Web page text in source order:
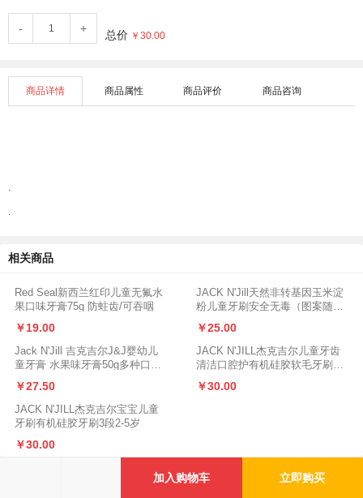
- + 总价 ￥30.00
加入购物车 立即购买
商品详情 商品属性 商品评价 商品咨询
.
.
相关商品
Red Seal新西兰红印儿童无氟水
果口味牙膏75g 防蛀齿/可吞咽
￥19.00
JACK N'Jill天然非转基因玉米淀
粉儿童牙刷安全无毒（图案随
机）
￥25.00
Jack N'Jill 吉克吉尔J&J婴幼儿
童牙膏 水果味牙膏50g多种口味
可选
￥27.50
JACK N'JILL杰克吉尔儿童牙齿
清洁口腔护有机硅胶软毛牙刷2
段1-3岁
￥30.00
JACK N'JILL杰克吉尔宝宝儿童
牙刷有机硅胶牙刷3段2-5岁
￥30.00
京公网安备 11010802021539号
| 增值电信业务经营许